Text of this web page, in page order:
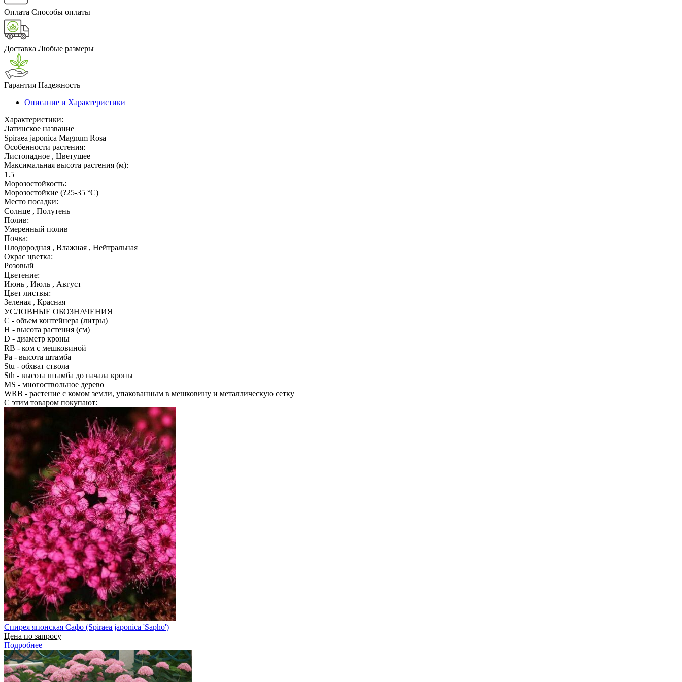
Оплата Способы оплаты
Доставка Любые размеры
Гарантия Надежность
Описание и Характеристики
Характеристики:
Латинское название
Spiraea japonica Magnum Rosa
Особенности растения:
Листопадное , Цветущее
Максимальная высота растения (м):
1.5
Морозостойкость:
Морозостойкие (?25-35 °С)
Место посадки:
Солнце , Полутень
Полив:
Умеренный полив
Почва:
Плодородная , Влажная , Нейтральная
Окрас цветка:
Розовый
Цветение:
Июнь , Июль , Август
Цвет листвы:
Зеленая , Красная
УСЛОВНЫЕ ОБОЗНАЧЕНИЯ
С - объем контейнера (литры)
H - высота растения (см)
D - диаметр кроны
RB - ком с мешковиной
Pa - высота штамба
Stu - обхват ствола
Sth - высота штамба до начала кроны
MS - многоствольное дерево
WRB - растение с комом земли, упакованным в мешковину и металлическую сетку
С этим товаром покупают:
Спирея японская Сафо (Spiraea japonica 'Sapho')
Цена по запросу
Подробнее